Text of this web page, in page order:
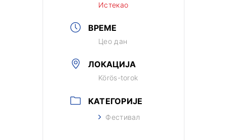
Истекао
ВРЕМЕ
Цео дан
ЛОКАЦИЈА
Körös-torok
КАТЕГОРИЈЕ
Фестивал